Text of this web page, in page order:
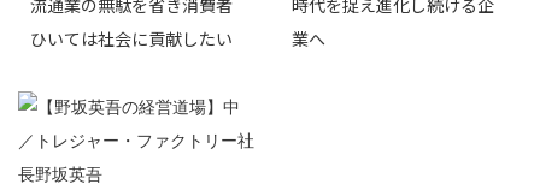
長三木田國夫
流通業の無駄を省き消費者
ひいては社会に貢献したい
トリー社長野坂...
時代を捉え進化し続ける企
業へ